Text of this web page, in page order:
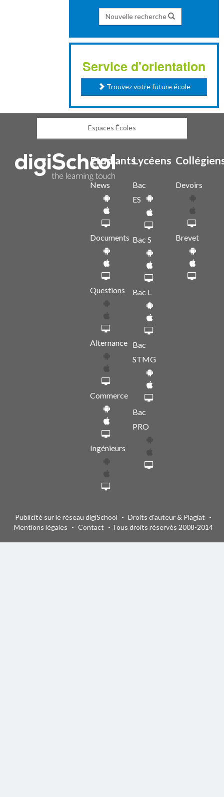
Nouvelle recherche
Service d'orientation
Trouvez votre future école
Espaces Écoles
Etudiants
News
Documents
Questions
Alternance
Commerce
Ingénieurs
Lycéens
Bac
ES
Bac S
Bac L
Bac
STMG
Bac
PRO
Devoirs
Brevet
Publicité sur le réseau digiSchool - Droits d'auteur & Plagiat -
Mentions légales - Contact - Tous droits réservés 2008-2014